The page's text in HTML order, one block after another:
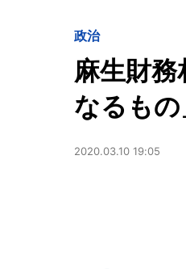
政治
麻生財
なるも
2020.03.10 19:05